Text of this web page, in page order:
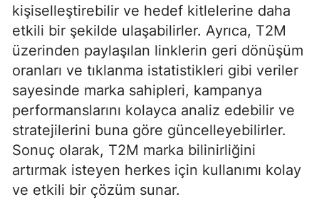
kişiselleştirebilir ve hedef kitlelerine daha
etkili bir şekilde ulaşabilirler. Ayrıca, T2M
üzerinden paylaşılan linklerin geri dönüşüm
oranları ve tıklanma istatistikleri gibi veriler
sayesinde marka sahipleri, kampanya
performanslarını kolayca analiz edebilir ve
stratejilerini buna göre güncelleyebilirler.
Sonuç olarak, T2M marka bilinirliğini
artırmak isteyen herkes için kullanımı kolay
ve etkili bir çözüm sunar.